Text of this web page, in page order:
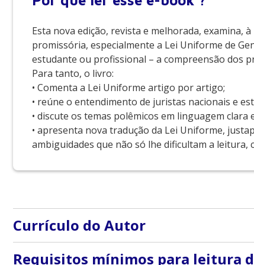
Esta nova edição, revista e melhorada, examina,
promissória, especialmente a Lei Uniforme de
estudante ou profissional – a compreensão dos
Para tanto, o livro:
• Comenta a Lei Uniforme artigo por artigo;
• reúne o entendimento de juristas nacionais e
• discute os temas polêmicos em linguagem
• apresenta nova tradução da Lei Uniforme,
ambiguidades que não só lhe dificultam a leitura,
Currículo do Autor
Mario Bimbato é Mestre em Direito pela
Requisitos mínimos para leitura